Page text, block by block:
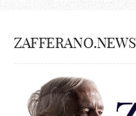
ZAFFERANO.NEWS